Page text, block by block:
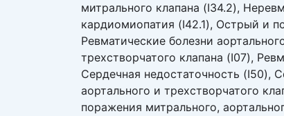
митрального клапана (I34.2),
кардиомиопатия (I42.1), Острый и
Ревматические болезни
трехстворчатого клапана (I07),
Сердечная недостаточность (I50),
аортального и трехстворчатого
поражения митрального,